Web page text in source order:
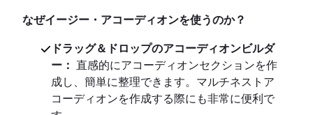
なぜイージー・アコーディオンを使うのか？
ドラッグ＆ドロップのアコーディオンビルダ
ー： 直感的にアコーディオンセクションを作
成し、簡単に整理できます。マルチネストア
コーディオンを作成する際にも非常に便利で